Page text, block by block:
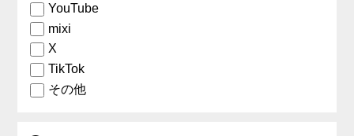
YouTube
mixi
X
TikTok
その他